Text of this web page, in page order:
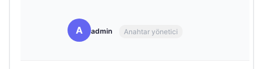
A admin Anahtar yönetici